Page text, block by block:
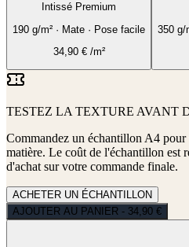
Intissé Premium
190 g/m² · Mate · Pose facile
34,90€/m²
350 g/
TESTEZ LA TEXTURE AVANT
Commandez un échantillon A4
matière. Le coût de l'échantillon est
d'achat sur votre commande finale.
ACHETER UN ÉCHANTILLON
AJOUTER AU PANIER - 34,90 €